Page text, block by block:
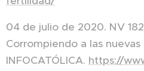
04 de julio de 2020. NV
Corrompiendo a las
INFOCATÓLICA. https://